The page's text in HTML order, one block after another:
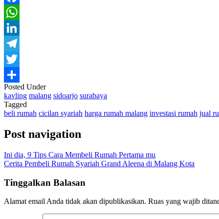
Facebook
WhatsApp
LinkedIn
Telegram
Twitter
Share
Posted Under
kavling malang sidoarjo surabaya
Tagged
beli rumah cicilan syariah harga rumah malang investasi rumah jual
Post navigation
Ini dia, 9 Tips Cara Membeli Rumah Pertama mu
Cerita Pembeli Rumah Syariah Grand Aleena di Malang Kota
Tinggalkan Balasan
Alamat email Anda tidak akan dipublikasikan. Ruas yang wajib